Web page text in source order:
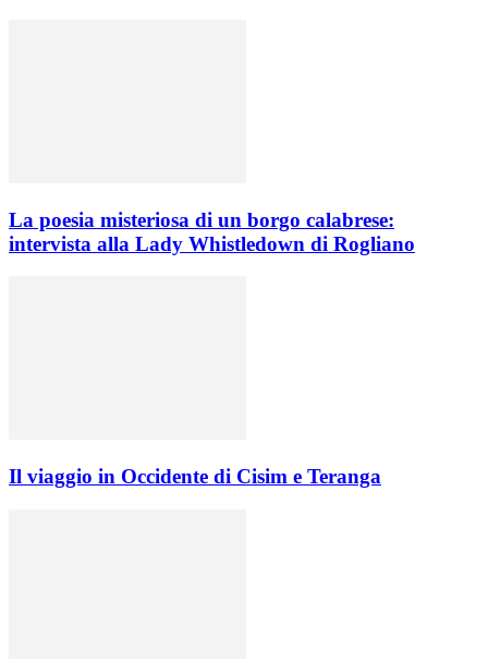
La poesia misteriosa di un borgo calabrese:
intervista alla Lady Whistledown di Rogliano
Il viaggio in Occidente di Cisim e Teranga